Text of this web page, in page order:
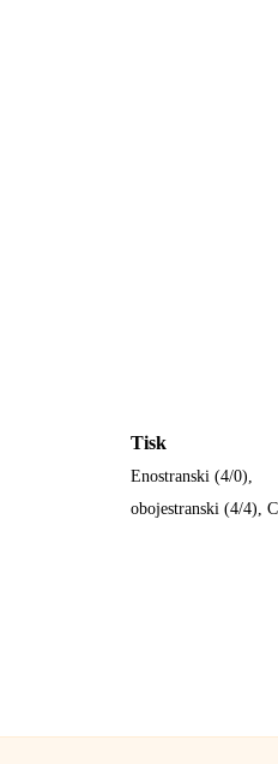
Tisk
Enostranski (4/0),
obojestranski (4/4),